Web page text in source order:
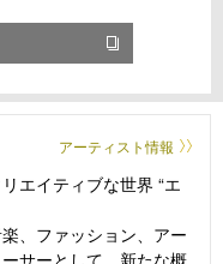
アーティスト情報
エイティブな世界 “エ
、ファッション、アー
サーとして、新たな概